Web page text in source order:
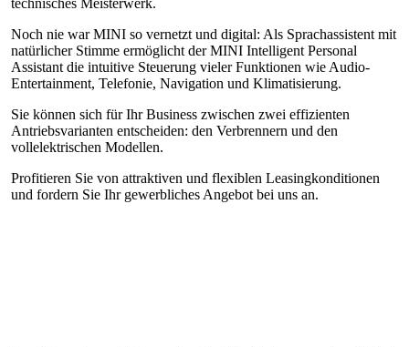
Noch nie war MINI so vernetzt und digital: Als Sprachassistent mit
natürlicher Stimme ermöglicht der MINI Intelligent Personal
Assistant die intuitive Steuerung vieler Funktionen wie Audio-
Entertainment, Telefonie, Navigation und Klimatisierung.
Sie können sich für Ihr Business zwischen zwei effizienten
Antriebsvarianten entscheiden: den Verbrennern und den
vollelektrischen Modellen.
Profitieren Sie von attraktiven und flexiblen Leasingkonditionen
und fordern Sie Ihr gewerbliches Angebot bei uns an.